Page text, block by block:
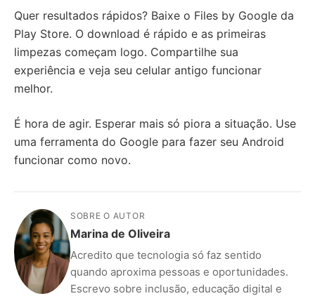
Quer resultados rápidos? Baixe o Files by Google da
Play Store. O download é rápido e as primeiras
limpezas começam logo. Compartilhe sua
experiência e veja seu celular antigo funcionar
melhor.
É hora de agir. Esperar mais só piora a situação. Use
uma ferramenta do Google para fazer seu Android
funcionar como novo.
SOBRE O AUTOR
Marina de Oliveira
Acredito que tecnologia só faz sentido
quando aproxima pessoas e oportunidades.
Escrevo sobre inclusão, educação digital e